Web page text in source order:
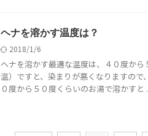
ヘナを溶かす温度は？
2018/1/6
ヘナを溶かす最適な温度は、４０度か
温）ですと、染まりが悪くなりますの
０度から５０度くらいのお湯で溶かすと